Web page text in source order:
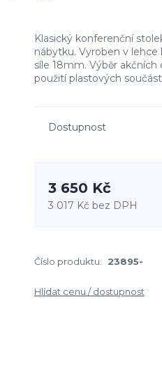
Klasický konferenční
nábytku. Vyroben v
síle 18mm. Výběr
použití plastových
Dostupnost
3 650 Kč
3 017 Kč bez DPH
Číslo produktu: 23895-
Hlídat cenu / dostupnost